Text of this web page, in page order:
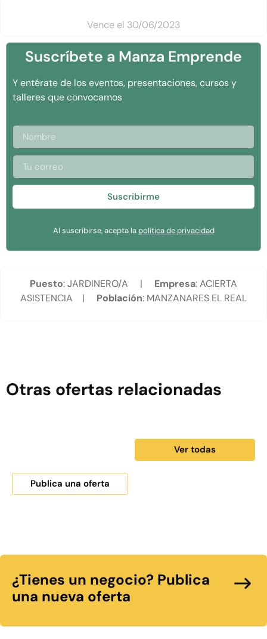
Vence el 30/06/2023
Suscríbete a Manza Emprende
Y entérate de los eventos, presentaciones, cursos y
talleres que convocamos
Suscribirme
Al suscribirse, acepta la política de privacidad
Puesto: JARDINERO/A | Empresa: ACIERTA
ASISTENCIA | Población: MANZANARES EL REAL
Otras ofertas relacionadas
Ver todas
Publica una oferta
¿Tienes un negocio? Publica
una nueva oferta